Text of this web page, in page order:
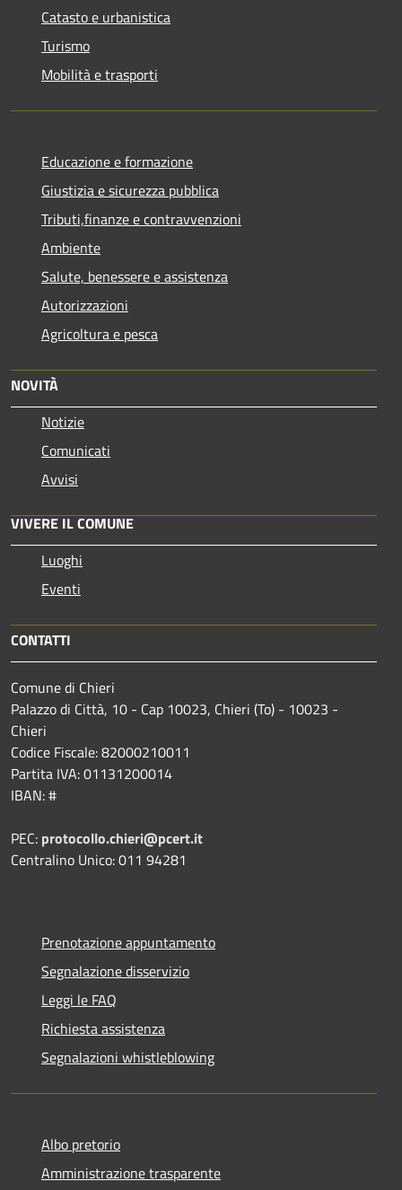
Catasto e urbanistica
Turismo
Mobilità e trasporti
Educazione e formazione
Giustizia e sicurezza pubblica
Tributi,finanze e contravvenzioni
Ambiente
Salute, benessere e assistenza
Autorizzazioni
Agricoltura e pesca
NOVITÀ
Notizie
Comunicati
Avvisi
VIVERE IL COMUNE
Luoghi
Eventi
CONTATTI
Comune di Chieri
Palazzo di Città, 10 - Cap 10023, Chieri (To) - 10023 -
Chieri
Codice Fiscale: 82000210011
Partita IVA: 01131200014
IBAN: #
PEC: protocollo.chieri@pcert.it
Centralino Unico: 011 94281
Prenotazione appuntamento
Segnalazione disservizio
Leggi le FAQ
Richiesta assistenza
Segnalazioni whistleblowing
Albo pretorio
Amministrazione trasparente